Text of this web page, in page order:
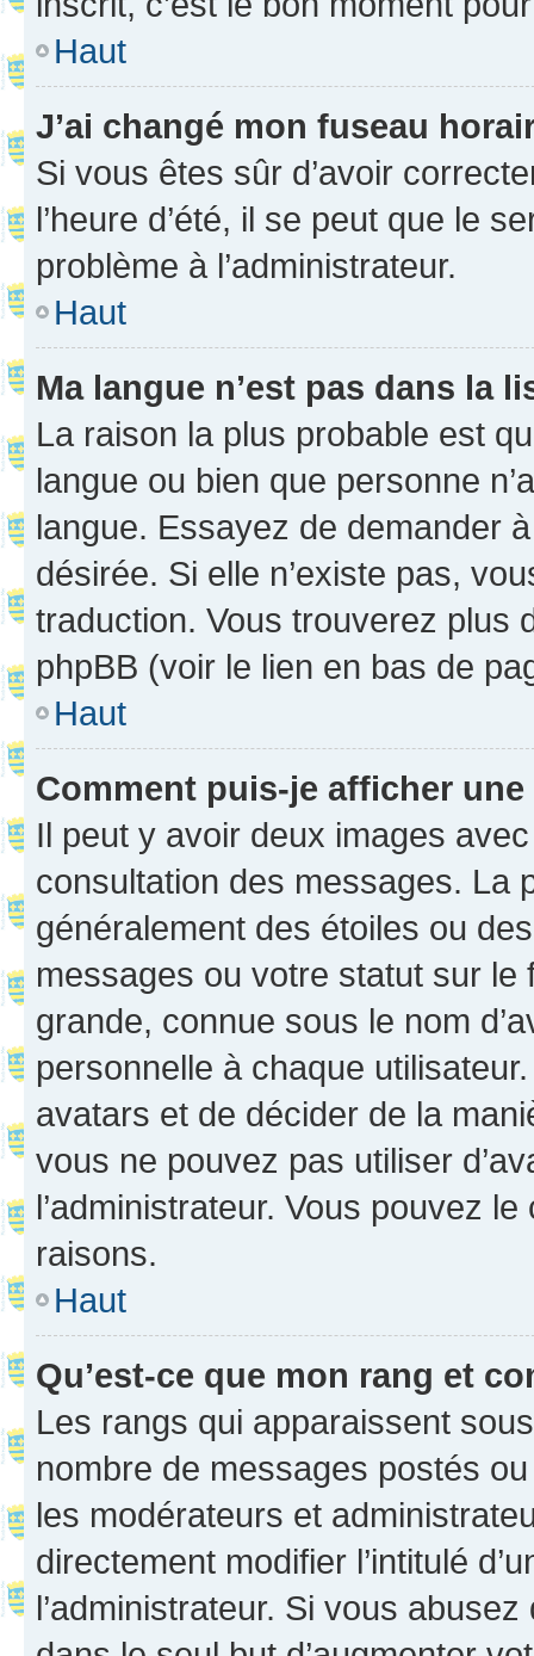
Haut
J’ai changé mon fuseau
Si vous êtes sûr d’avoir
l’heure d’été, il se peut que le
problème à l’administrateur.
Haut
Ma langue n’est pas dans la
La raison la plus probable est
langue ou bien que personne
langue. Essayez de demander
désirée. Si elle n’existe pas,
traduction. Vous trouverez plus
phpBB (voir le lien en bas de
Haut
Comment puis-je afficher
Il peut y avoir deux images
consultation des messages. La
généralement des étoiles ou
messages ou votre statut sur
grande, connue sous le nom
personnelle à chaque utilisateur.
avatars et de décider de la
vous ne pouvez pas utiliser
l’administrateur. Vous pouvez
raisons.
Haut
Qu’est-ce que mon rang et
Les rangs qui apparaissent
nombre de messages postés
les modérateurs et
directement modifier l’intitulé
l’administrateur. Si vous